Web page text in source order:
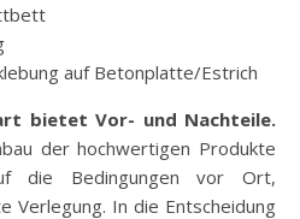
auf Betonplatte/Estrich
bietet Vor- und Nachteile.
der hochwertigen Produkte
die Bedingungen vor Ort,
Verlegung. In die Entscheidung